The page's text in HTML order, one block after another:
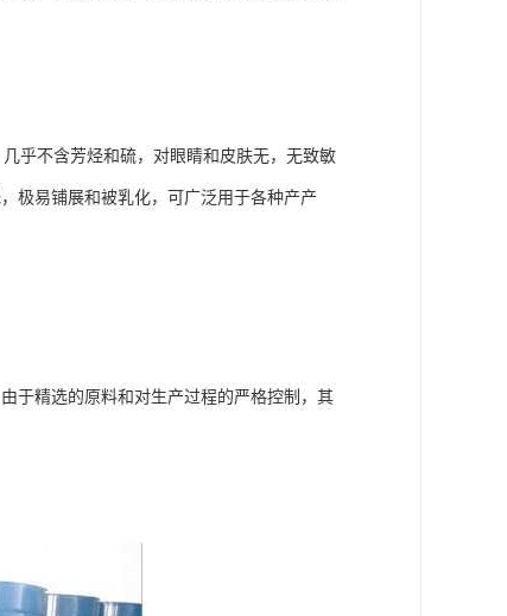
乎不含芳烃和硫，对眼睛和皮肤无，无致敏
极易铺展和被乳化，可广泛用于各种产产
于精选的原料和对生产过程的严格控制，其